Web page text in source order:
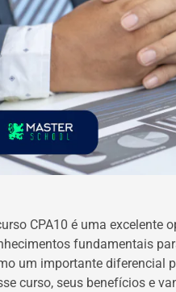
CPA10 é uma excelente
fundamentais
um importante diferencial
curso, seus benefícios e